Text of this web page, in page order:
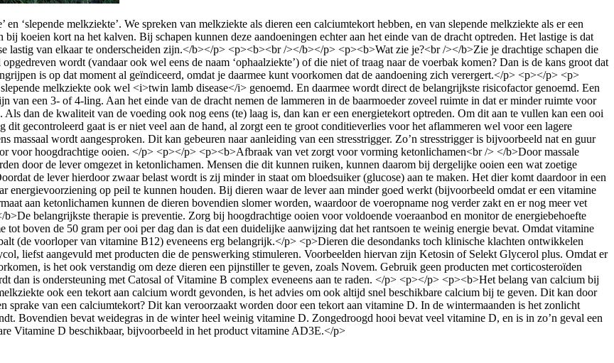
‘slepende melkziekte’. We spreken van melkziekte als dieren een calciumtekort hebben, en van slepende melkziekte als er een
koeien kort na het kalven. Bij schapen kunnen deze aandoeningen echter aan het einde van de dracht optreden. Het lastige is dat
lastig van elkaar te onderscheiden zijn.</b></p> <p><b><br /></b></p> <p><b>Wat zie je?<br /></b>Zie je drachtige schapen die
wordt (vandaar ook wel eens de naam ‘ophaalziekte’) of die niet of traag naar de voerbak komen? Dan is de kans groot dat
is op dat moment al geïndiceerd, omdat je daarmee kunt voorkomen dat de aandoening zich verergert.</p> <p></p> <p>
melkziekte ook wel <i>twin lamb disease</i> genoemd. En daarmee wordt direct de belangrijkste risicofactor genoemd. Een
een 3- of 4-ling. Aan het einde van de dracht nemen de lammeren in de baarmoeder zoveel ruimte in dat er minder ruimte voor
dan de kwaliteit van de voeding ook nog eens (te) laag is, dan kan er een energietekort optreden. Om dit aan te vullen kan een ooi
gecontroleerd gaat is er niet veel aan de hand, al zorgt een te groot conditieverlies voor het aflammeren wel voor een lagere
massaal wordt aangesproken. Dit kan gebeuren naar aanleiding van een stresstrigger. Zo’n stresstrigger is bijvoorbeeld nat en guur
voor hoogdrachtige ooien. </p> <p></p> <p><b>Afbraak van vet zorgt voor vorming ketonlichamen<br /> </b>Door massale
door de lever omgezet in ketonlichamen. Mensen die dit kunnen ruiken, kunnen daarom bij dergelijke ooien een wat zoetige
de lever hierdoor zwaar belast wordt is zij minder in staat om bloedsuiker (glucose) aan te maken. Het dier komt daardoor in een
energievoorziening op peil te kunnen houden. Bij dieren waar de lever aan minder goed werkt (bijvoorbeeld omdat er een vitamine
aan ketonlichamen kunnen de dieren bovendien slomer worden, waardoor de voeropname nog verder zakt en er nog meer vet
belangrijkste therapie is preventie. Zorg bij hoogdrachtige ooien voor voldoende voeraanbod en monitor de energiebehoefte
boven de 50 gram per ooi per dag dan is dat een duidelijke aanwijzing dat het rantsoen te weinig energie bevat. Omdat vitamine
(de voorloper van vitamine B12) eveneens erg belangrijk.</p> <p>Dieren die desondanks toch klinische klachten ontwikkelen
liefst aangevuld met producten die de penswerking stimuleren. Voorbeelden hiervan zijn Ketosin of Selekt Glycerol plus. Omdat er
is het ook verstandig om deze dieren een pijnstiller te geven, zoals Novem. Gebruik geen producten met corticosteroïden
dan is ondersteuning met Catosal of Vitamine B complex eveneens aan te raden. </p> <p></p> <p><b>Het belang van calcium bij
ook een tekort aan calcium wordt gevonden, is het advies om ook altijd snel beschikbare calcium bij te geven. Dit kan door
sprake van een calciumtekort? Dit kan veroorzaakt worden door een tekort aan vitamine D. In de wintermaanden is het zonlicht
Bovendien bevat weidegras in de winter heel weinig vitamine D. Zongedroogd hooi bevat veel vitamine D, en is in zo’n geval een
Vitamine D beschikbaar, bijvoorbeeld in het product vitamine AD3E.</p>